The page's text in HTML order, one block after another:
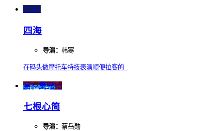
8.0分
四海
导演： 韩寒
在码头做摩托车特技表演顺便拉客的...
第32集完结
七根心简
导演： 蔡岳勋